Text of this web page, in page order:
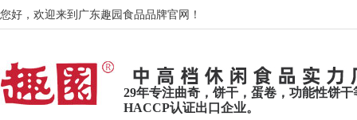
您好，欢迎来到广东趣园食品品牌官网！
29年专注曲奇，饼干，蛋卷，功能性饼
HACCP认证出口企业。